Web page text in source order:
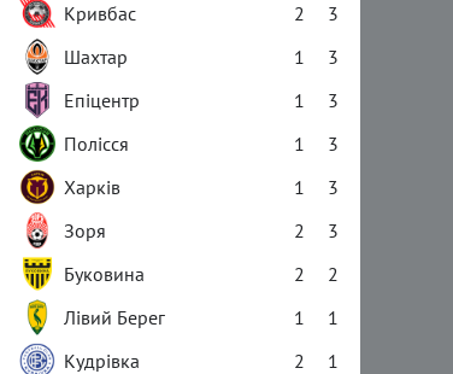
Кривбас 2
3
Шахтар 1
3
Епіцентр 1
3
Полісся 1
3
Харків 1
3
Зоря 2
3
Буковина 2
2
Лівий Берег 1
1
Кудрівка 2
1